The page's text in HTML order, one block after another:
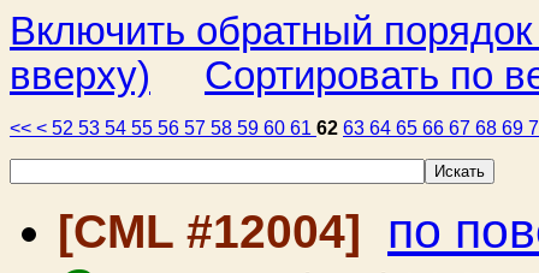
Включить обратный
вверху)
Сортировать по
<< < 52 53 54 55 56 57 58 59 60 61 62 63 64 65 66 67 68 69
[CML #12004] по